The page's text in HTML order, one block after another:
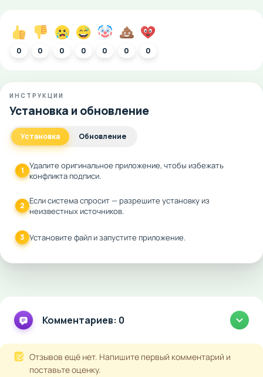
0 0 0 0 0 0 0
ИНСТРУКЦИИ
Установка и обновление
Установка Обновление
1 Удалите оригинальное приложение, чтобы избежать
конфликта подписи.
2 Если система спросит — разрешите установку из
неизвестных источников.
3 Установите файл и запустите приложение.
Комментариев: 0
Отзывов ещё нет. Напишите первый комментарий и
поставьте оценку.